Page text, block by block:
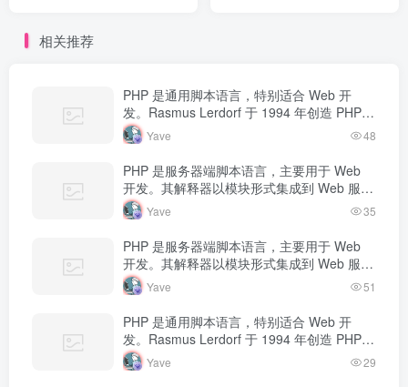
相关推荐
PHP 是通用脚本语言，特别适合 Web 开
发。Rasmus Lerdorf 于 1994 年创造 PHP，
最初用于追踪个人简历访问量。如今 PHP 驱
动…
Yave 48
PHP 是服务器端脚本语言，主要用于 Web
开发。其解释器以模块形式集成到 Web 服务
器中，当收到请求时执行 PHP 代码，生成动
态内容返回给客户端。
Yave 35
PHP 是服务器端脚本语言，主要用于 Web
开发。其解释器以模块形式集成到 Web 服务
器中，当收到请求时执行 PHP 代码，生成动
态内容返回给客户端。
Yave 51
PHP 是通用脚本语言，特别适合 Web 开
发。Rasmus Lerdorf 于 1994 年创造 PHP，
最初用于追踪个人简历访问量。如今 PHP 驱
动…
Yave 29